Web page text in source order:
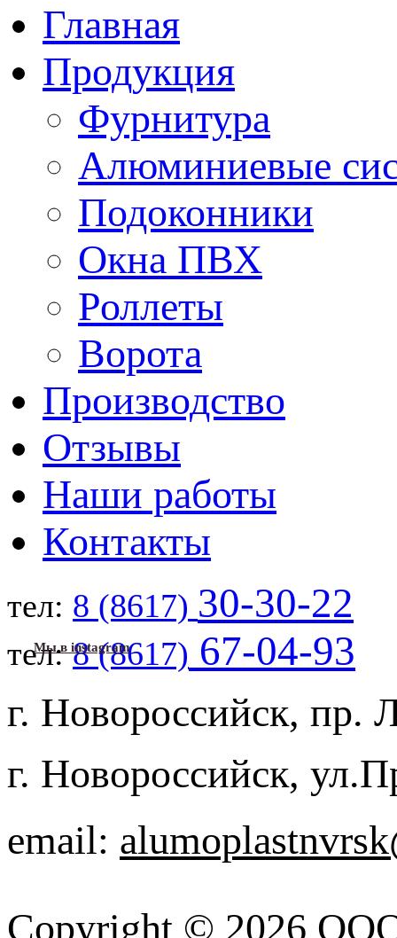
Главная
Продукция
Фурнитура
Алюминиевые
Подоконники
Окна ПВХ
Роллеты
Ворота
Производство
Отзывы
Наши работы
Контакты
Мы в instagram
тел: 8 (8617) 30-30-22
тел:8 (8617) 67-04-93
г. Новороссийск, пр.
г. Новороссийск,
email:
Copyright © 2026